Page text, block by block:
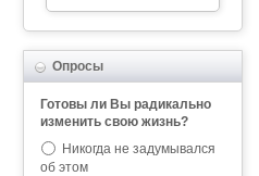
Опросы
Готовы ли Вы радикально
изменить свою жизнь?
Никогда не задумывался
об этом